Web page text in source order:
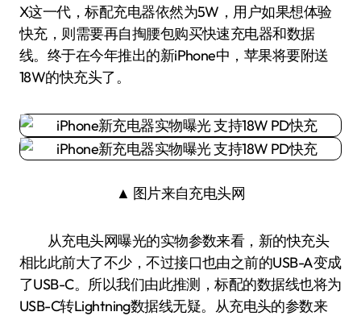
X这一代，标配充电器依然为5W，用户如果想体验
快充，则需要再自掏腰包购买快速充电器和数据
线。终于在今年推出的新iPhone中，苹果将要附送
18W的快充头了。
▲ 图片来自充电头网
从充电头网曝光的实物参数来看，新的快充头
相比此前大了不少，不过接口也由之前的USB-A变成
了USB-C。所以我们由此推测，标配的数据线也将为
USB-C转Lightning数据线无疑。从充电头的参数来